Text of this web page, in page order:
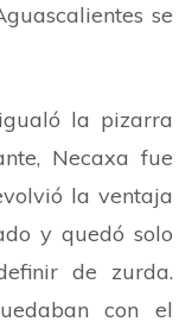
se
la pizarra
Necaxa fue
la ventaja
y quedó solo
de zurda.
con el